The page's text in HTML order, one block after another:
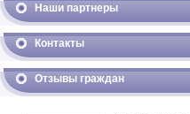
Наши партнеры
Контакты
Отзывы граждан